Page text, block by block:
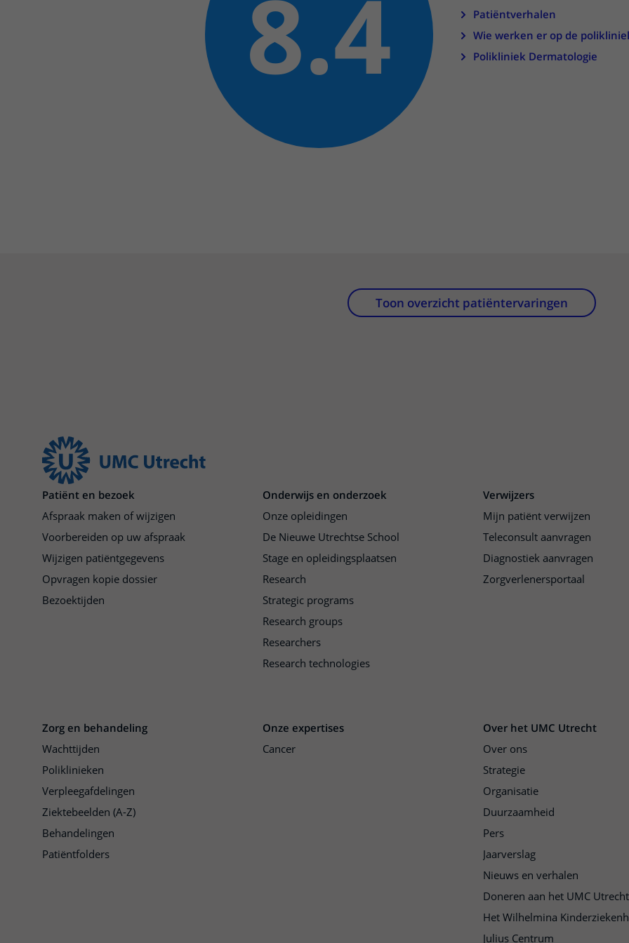
Bezoektijden
Wijzigen patiëntgegevens
Contact met verpleegafdeling
Het Wilhelmina
Kinderziekenhuis
8.4
Patiëntverhalen
Wie werken er op de
Polikliniek Dermatologie
Toon overzicht patiëntervaringen
Patiënt en bezoek
Afspraak maken of wijzigen
Voorbereiden op uw afspraak
Wijzigen patiëntgegevens
Opvragen kopie dossier
Bezoektijden
Onderwijs en onderzoek
Onze opleidingen
De Nieuwe Utrechtse School
Stage en opleidingsplaatsen
Research
Strategic programs
Research groups
Researchers
Research technologies
Verwijzers
Mijn patiënt verwijzen
Teleconsult aanvragen
Diagnostiek aanvragen
Zorgverlenersportaal
Zorg en behandeling
Wachttijden
Poliklinieken
Verpleegafdelingen
Ziektebeelden (A-Z)
Behandelingen
Patiëntfolders
Onze expertises
Cancer
Over het UMC Utrecht
Over ons
Strategie
Organisatie
Duurzaamheid
Pers
Jaarverslag
Nieuws en verhalen
Doneren aan het UMC Utrecht
Het Wilhelmina
Julius Centrum